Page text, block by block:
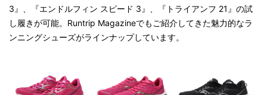
3』、『エンドルフィン スピード 3』、『トライアンフ 21』の試
し履きが可能。Runtrip Magazineでもご紹介してきた魅力的なラ
ンニングシューズがラインナップしています。